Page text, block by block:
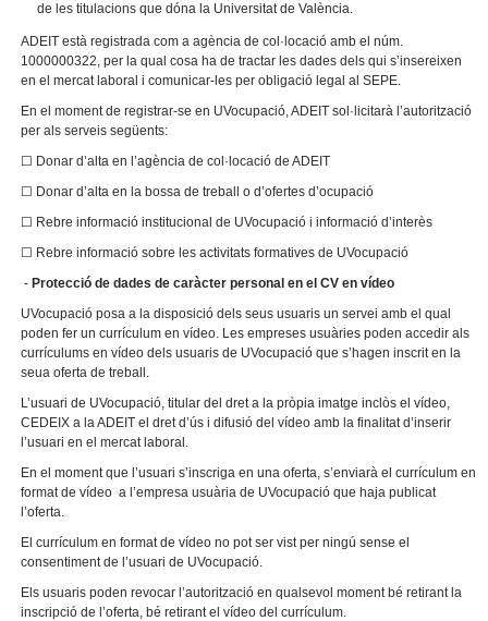
de les titulacions que dóna la Universitat de València.
ADEIT està registrada com a agència de col·locació amb el núm.
1000000322, per la qual cosa ha de tractar les dades dels qui s’insereixen
en el mercat laboral i comunicar-les per obligació legal al SEPE.
En el moment de registrar-se en UVocupació, ADEIT sol·licitarà l’autorització
per als serveis següents:
☐ Donar d’alta en l’agència de col·locació de ADEIT
☐ Donar d’alta en la bossa de treball o d’ofertes d’ocupació
☐ Rebre informació institucional de UVocupació i informació d’interès
☐ Rebre informació sobre les activitats formatives de UVocupació
- Protecció de dades de caràcter personal en el CV en vídeo
UVocupació posa a la disposició dels seus usuaris un servei amb el qual
poden fer un currículum en vídeo. Les empreses usuàries poden accedir als
currículums en vídeo dels usuaris de UVocupació que s’hagen inscrit en la
seua oferta de treball.
L’usuari de UVocupació, titular del dret a la pròpia imatge inclòs el vídeo,
CEDEIX a la ADEIT el dret d’ús i difusió del vídeo amb la finalitat d’inserir
l’usuari en el mercat laboral.
En el moment que l’usuari s’inscriga en una oferta, s’enviarà el currículum en
format de vídeo a l’empresa usuària de UVocupació que haja publicat
l’oferta.
El currículum en format de vídeo no pot ser vist per ningú sense el
consentiment de l’usuari de UVocupació.
Els usuaris poden revocar l’autorització en qualsevol moment bé retirant la
inscripció de l’oferta, bé retirant el vídeo del currículum.